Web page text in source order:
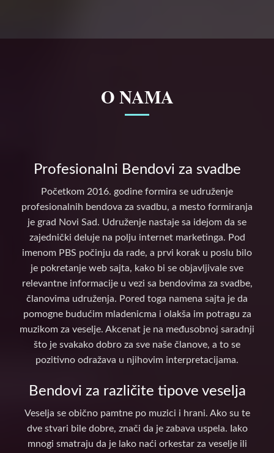
O NAMA
Profesionalni Bendovi za svadbe
Početkom 2016. godine formira se udruženje
profesionalnih bendova za svadbu, a mesto formiranja
je grad Novi Sad. Udruženje nastaje sa idejom da se
zajednički deluje na polju internet marketinga. Pod
imenom PBS počinju da rade, a prvi korak u poslu bilo
je pokretanje web sajta, kako bi se objavljivale sve
relevantne informacije u vezi sa bendovima za svadbe,
članovima udruženja. Pored toga namena sajta je da
pomogne budućim mladenicma i olakša im potragu za
muzikom za veselje. Akcenat je na međusobnoj saradnji
što je svakako dobro za sve naše članove, a to se
pozitivno odražava u njihovim interpretacijama.
Bendovi za različite tipove veselja
Veselja se obično pamtne po muzici i hrani. Ako su te
dve stvari bile dobre, znači da je zabava uspela. Iako
mnogi smatraju da je lako naći orkestar za veselje ili